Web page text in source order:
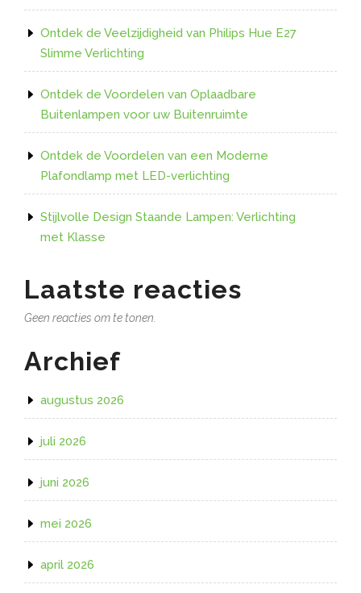
Ontdek de Veelzijdigheid van Philips Hue E27
Slimme Verlichting
Ontdek de Voordelen van Oplaadbare
Buitenlampen voor uw Buitenruimte
Ontdek de Voordelen van een Moderne
Plafondlamp met LED-verlichting
Stijlvolle Design Staande Lampen: Verlichting
met Klasse
Laatste reacties
Geen reacties om te tonen.
Archief
augustus 2026
juli 2026
juni 2026
mei 2026
april 2026